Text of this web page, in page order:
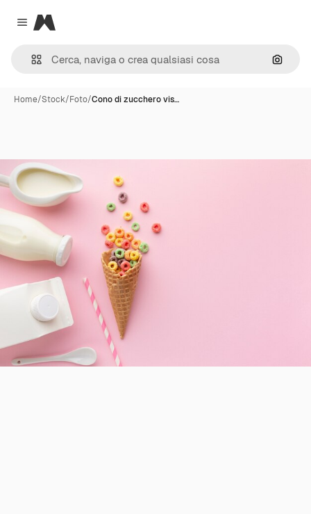
Close menu
Magnific
Cerca
Home/Stock/Foto/Cono di zucchero vis…